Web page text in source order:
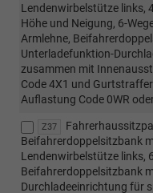
Lendenwirbelstütze links,
Höhe und Neigung, 6-
Armlehne,
Unterladefunktion-
zusammen mit
Code 4X1 und
Auflastung Code 0WR
Z37
Beifahrerdoppelsitzbank
Lendenwirbelstütze links,
Beifahrerdoppelsitzbank
Durchladeeinrichtung für